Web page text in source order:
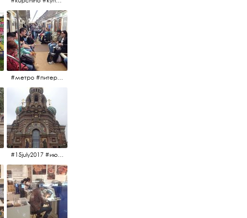
#метро #питерскоеметро #невскаялиния
#15july2017 #июльскийдень2017 #спаснакрови